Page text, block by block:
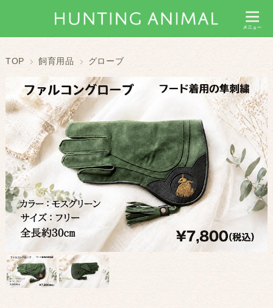
TOP 飼育用品 グローブ